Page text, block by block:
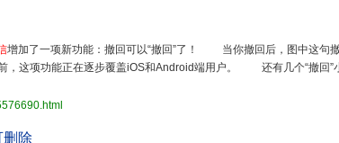
增加了一项新功能：撤回可以“撤回”了！ 当你撤回后，图中这句
这项功能正在逐步覆盖iOS和Android端用户。 还有几个“撤回”
除